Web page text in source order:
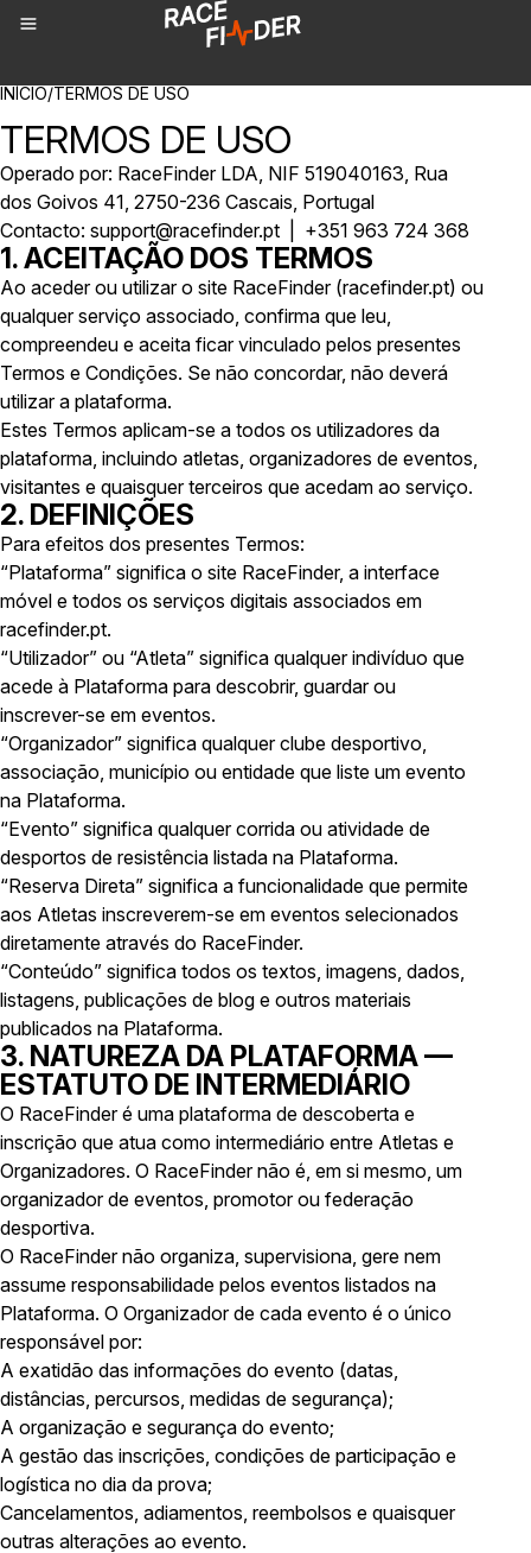
NAVEGAÇÃO
INÍCIO/TERMOS DE USO
TERMOS DE USO
Operado por: RaceFinder LDA, NIF 519040163, Rua
dos Goivos 41, 2750-236 Cascais, Portugal
Contacto: support@racefinder.pt | +351 963 724 368
1. ACEITAÇÃO DOS TERMOS
Ao aceder ou utilizar o site RaceFinder (racefinder.pt) ou
qualquer serviço associado, confirma que leu,
compreendeu e aceita ficar vinculado pelos presentes
Termos e Condições. Se não concordar, não deverá
utilizar a plataforma.
Estes Termos aplicam-se a todos os utilizadores da
plataforma, incluindo atletas, organizadores de eventos,
visitantes e quaisquer terceiros que acedam ao serviço.
2. DEFINIÇÕES
Para efeitos dos presentes Termos:
“Plataforma” significa o site RaceFinder, a interface
móvel e todos os serviços digitais associados em
racefinder.pt.
“Utilizador” ou “Atleta” significa qualquer indivíduo que
acede à Plataforma para descobrir, guardar ou
inscrever-se em eventos.
“Organizador” significa qualquer clube desportivo,
associação, município ou entidade que liste um evento
na Plataforma.
“Evento” significa qualquer corrida ou atividade de
desportos de resistência listada na Plataforma.
“Reserva Direta” significa a funcionalidade que permite
aos Atletas inscreverem-se em eventos selecionados
diretamente através do RaceFinder.
“Conteúdo” significa todos os textos, imagens, dados,
listagens, publicações de blog e outros materiais
publicados na Plataforma.
3. NATUREZA DA PLATAFORMA —
ESTATUTO DE INTERMEDIÁRIO
O RaceFinder é uma plataforma de descoberta e
inscrição que atua como intermediário entre Atletas e
Organizadores. O RaceFinder não é, em si mesmo, um
organizador de eventos, promotor ou federação
desportiva.
O RaceFinder não organiza, supervisiona, gere nem
assume responsabilidade pelos eventos listados na
Plataforma. O Organizador de cada evento é o único
responsável por:
A exatidão das informações do evento (datas,
distâncias, percursos, medidas de segurança);
A organização e segurança do evento;
A gestão das inscrições, condições de participação e
logística no dia da prova;
Cancelamentos, adiamentos, reembolsos e quaisquer
outras alterações ao evento.